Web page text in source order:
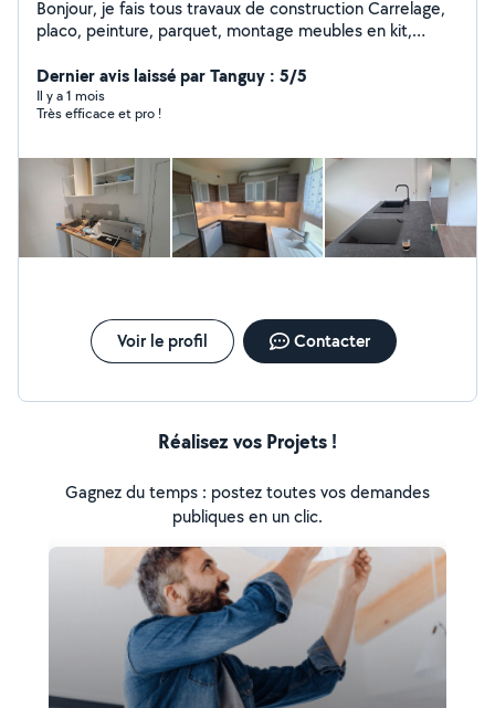
Bonjour, je fais tous travaux de construction Carrelage,
placo, peinture, parquet, montage meubles en kit,
Dernier avis laissé par Tanguy : 5/5
Il y a 1 mois
Très efficace et pro !
Voir le profil Contacter
Réalisez vos Projets !
Gagnez du temps : postez toutes vos demandes
publiques en un clic.